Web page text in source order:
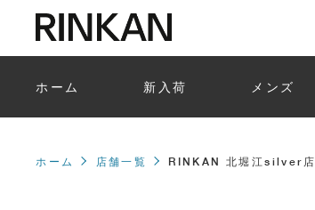
ホーム 新入荷 メンズ
ホーム 店舗一覧 RINKAN 北堀江silver店